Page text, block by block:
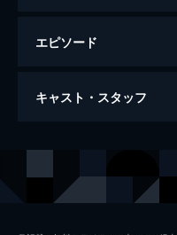
エピソード
ドリームプラン
キャスト・スタッフ